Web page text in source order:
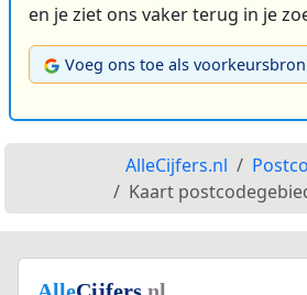
en je ziet ons vaker terug in je
Voeg ons toe als voorkeursbron
AlleCijfers.nl
Kaart